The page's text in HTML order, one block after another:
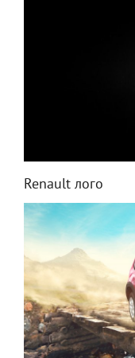
Renault лого